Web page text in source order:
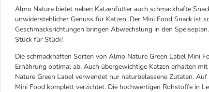
Almo Nature bietet neben Katzenfutter auch schmackhafte
unwiderstehlicher Genuss für Katzen. Der Mini Food Snack ist
Geschmacksrichtungen bringen Abwechslung in den
Stück für Stück!
Die schmackhaften Sorten von Almo Nature Green Label Mini
Ernährung optimal ab. Auch übergewichtige Katzen erhalten
Nature Green Label verwendet nur naturbelassene Zutaten.
Mini Food komplett verzichtet. Die hochwertigen Rohstoffe in